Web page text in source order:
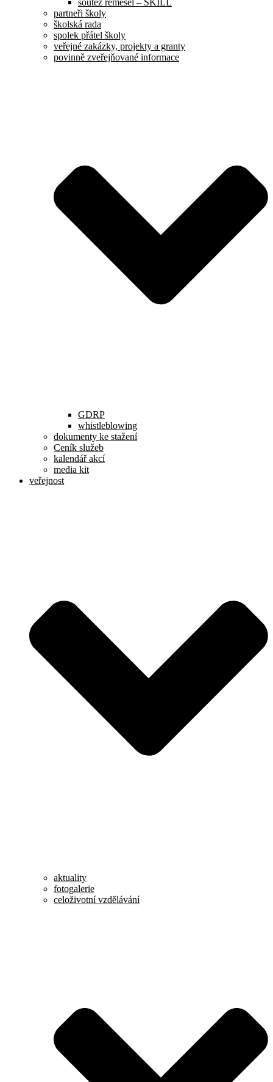
soutěž řemesel – SKILL
partneři školy
školská rada
spolek přátel školy
veřejné zakázky, projekty a granty
povinně zveřejňované informace
GDRP
whistleblowing
dokumenty ke stažení
Ceník služeb
kalendář akcí
media kit
veřejnost
aktuality
fotogalerie
celoživotní vzdělávání